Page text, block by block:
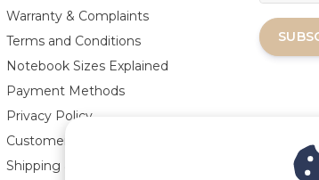
Warranty & Complaints
Terms and Conditions
Notebook Sizes Explained
Payment Methods
Privacy Policy
Customer Reviews
Shipping & returns